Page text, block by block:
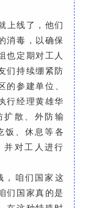
上线了，他们
消毒，以确保
也定期对工人
们持续绷紧防
的参建单位、
行经理黄雄华
扩散、外防输
饭、休息等各
并对工人进行
，咱们国家这
们国家真的是